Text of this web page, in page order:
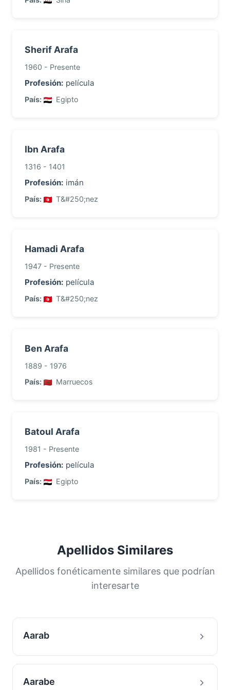
Sherif Arafa
1960 - Presente
Profesión: película
País: Egipto
Ibn Arafa
1316 - 1401
Profesión: imán
País: T&#250;nez
Hamadi Arafa
1947 - Presente
Profesión: película
País: T&#250;nez
Ben Arafa
1889 - 1976
País:
Marruecos
Batoul Arafa
1981 - Presente
Profesión: película
País: Egipto
Apellidos Similares
Apellidos fonéticamente similares que podrían
interesarte
Aarab
Aarabe